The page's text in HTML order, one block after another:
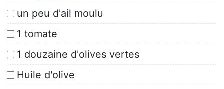
un peu d'ail moulu
1 tomate
1 douzaine d'olives vertes
Huile d'olive